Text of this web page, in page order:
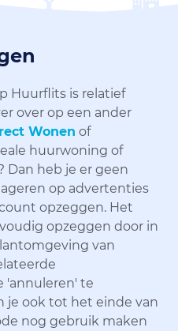
Huurflits is relatief
over op een ander
Wonen of
huurwoning of
Dan heb je er geen
op advertenties
opzeggen. Het
opzeggen door in
van
'annuleren' te
je ook tot het einde van
nog gebruik maken